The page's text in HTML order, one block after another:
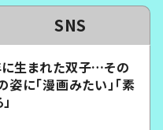
SNS
生まれた双子…その
に「漫画みたい」「素